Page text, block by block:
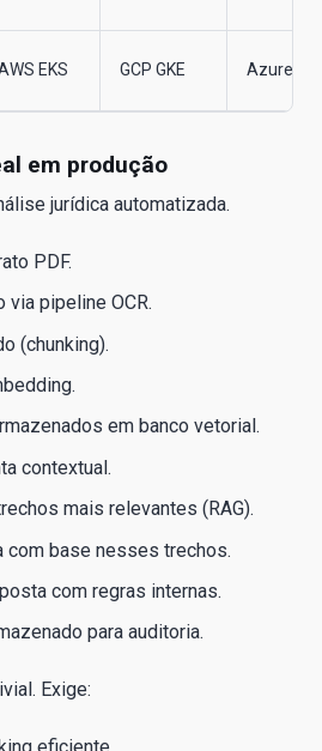
EKS GCP GKE Azure
em produção
jurídica automatizada.
PDF.
pipeline OCR.
(chunking).
em banco vetorial.
contextual.
mais relevantes (RAG).
com base nesses trechos.
com regras internas.
para auditoria.
Exige: